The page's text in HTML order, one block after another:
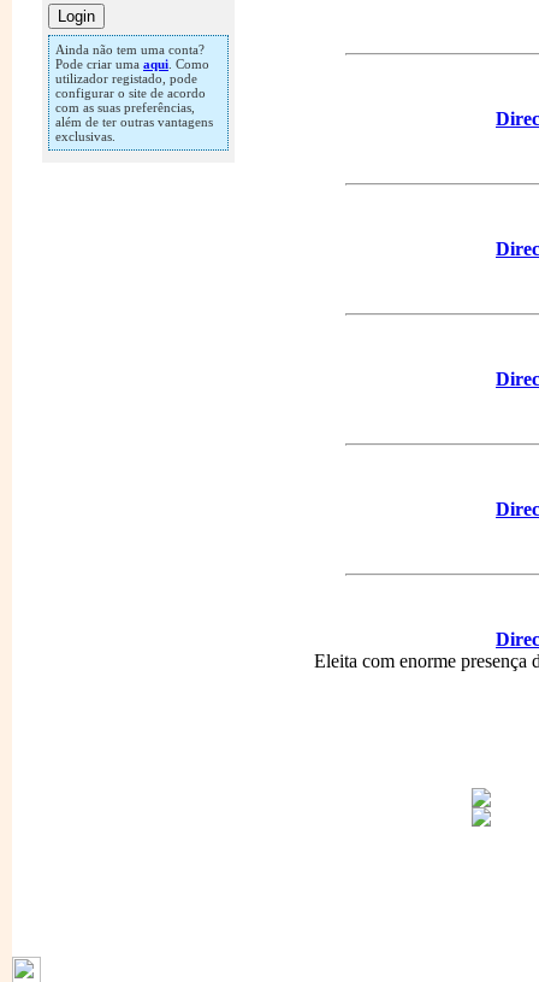
Ainda não tem uma conta?
Pode criar uma aqui . Como
utilizador registado, pode
configurar o site de acordo
com as suas preferências,
além de ter outras vantagens
exclusivas.
Eleita com enorme presença